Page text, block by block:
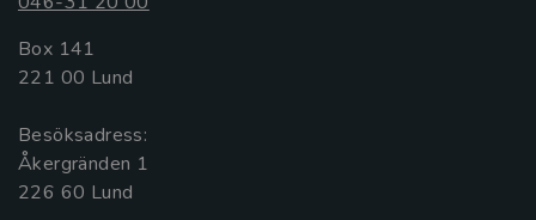
Box 141
221 00 Lund
Besöksadress:
Åkergränden 1